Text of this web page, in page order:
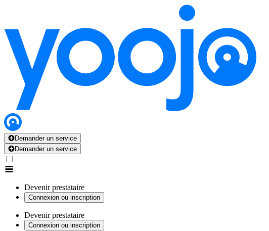
Demander un service
Demander un service
Devenir prestataire
Connexion ou inscription
Devenir prestataire
Connexion ou inscription